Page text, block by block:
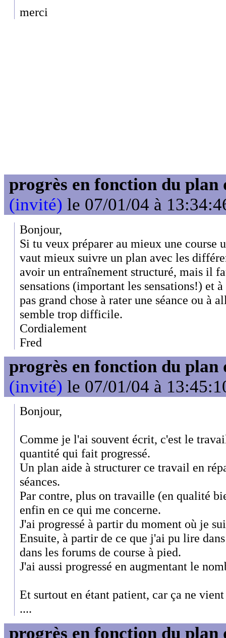
merci
progrès en fonction du
(invité) le 07/01/04 à
Bonjour,
Si tu veux préparer au mieux une course
vaut mieux suivre un plan avec les
avoir un entraînement structuré, mais il
sensations (important les sensations!) et
pas grand chose à rater une séance ou à
semble trop difficile.
Cordialement
Fred
progrès en fonction du
(invité) le 07/01/04 à
Bonjour,
Comme je l'ai souvent écrit, c'est le
quantité qui fait progressé.
Un plan aide à structurer ce travail en
séances.
Par contre, plus on travaille (en qualité
enfin en ce qui me concerne.
J'ai progressé à partir du moment où je
Ensuite, à partir de ce que j'ai pu lire
dans les forums de course à pied.
J'ai aussi progressé en augmentant le
Et surtout en étant patient, car ça ne vient
....
progrès en fonction du